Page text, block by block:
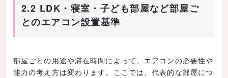
2.2 LDK・寝室・子ども部屋など部屋ご
とのエアコン設置基準
部屋ごとの用途や滞在時間によって、エアコンの必要性や
能力の考え方は変わります。ここでは、代表的な部屋につ